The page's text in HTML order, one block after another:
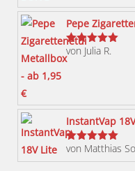
Pepe
Bewertet
mit
von Julia R.
InstantVap
Bewertet
mit5von 5
von Matthias